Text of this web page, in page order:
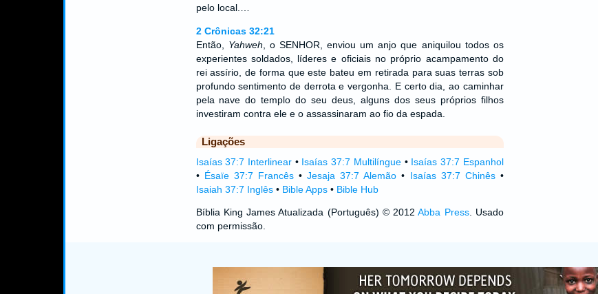
pelo local.…
2 Crônicas 32:21
Então, Yahweh , o SENHOR, enviou um anjo que aniquilou todos os
experientes soldados, líderes e oficiais no próprio acampamento do
rei assírio, de forma que este bateu em retirada para suas terras sob
profundo sentimento de derrota e vergonha. E certo dia, ao caminhar
pela nave do templo do seu deus, alguns dos seus próprios filhos
investiram contra ele e o assassinaram ao fio da espada.
Ligações
Isaías 37:7 Interlinear• Isaías 37:7 Multilíngue• Isaías 37:7 Espanhol
• Ésaïe 37:7 Francês•Jesaja 37:7 Alemão • Isaías 37:7 Chinês•
Isaiah 37:7 Inglês• Bible Apps• Bible Hub
Bíblia King James Atualizada (Português) © 2012Abba Press. Usado
com permissão.